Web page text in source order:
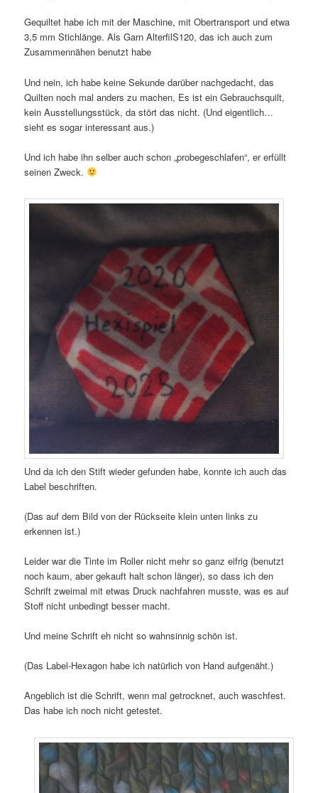
Gequiltet habe ich mit der Maschine, mit Obertransport und etwa
3,5 mm Stichlänge. Als Garn AlterfilS120, das ich auch zum
Zusammennähen benutzt habe
Und nein, ich habe keine Sekunde darüber nachgedacht, das
Quilten noch mal anders zu machen, Es ist ein Gebrauchsquilt,
kein Ausstellungsstück, da stört das nicht. (Und eigentlich…
sieht es sogar interessant aus.)
Und ich habe ihn selber auch schon „probegeschlafen“, er erfüllt
seinen Zweck.
Und da ich den Stift wieder gefunden habe, konnte ich auch das
Label beschriften.
(Das auf dem Bild von der Rückseite klein unten links zu
erkennen ist.)
Leider war die Tinte im Roller nicht mehr so ganz eifrig (benutzt
noch kaum, aber gekauft halt schon länger), so dass ich den
Schrift zweimal mit etwas Druck nachfahren musste, was es auf
Stoff nicht unbedingt besser macht.
Und meine Schrift eh nicht so wahnsinnig schön ist.
(Das Label-Hexagon habe ich natürlich von Hand aufgenäht.)
Angeblich ist die Schrift, wenn mal getrocknet, auch waschfest.
Das habe ich noch nicht getestet.